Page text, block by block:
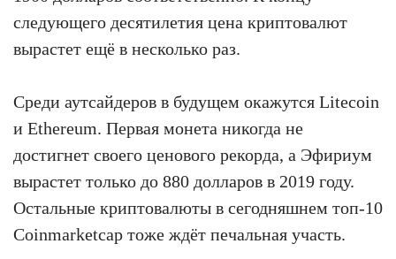
следующего десятилетия цена криптовалют
вырастет ещё в несколько раз.
Среди аутсайдеров в будущем окажутся Litecoin
и Ethereum. Первая монета никогда не
достигнет своего ценового рекорда, а Эфириум
вырастет только до 880 долларов в 2019 году.
Остальные криптовалюты в сегодняшнем топ-10
Coinmarketcap тоже ждёт печальная участь.